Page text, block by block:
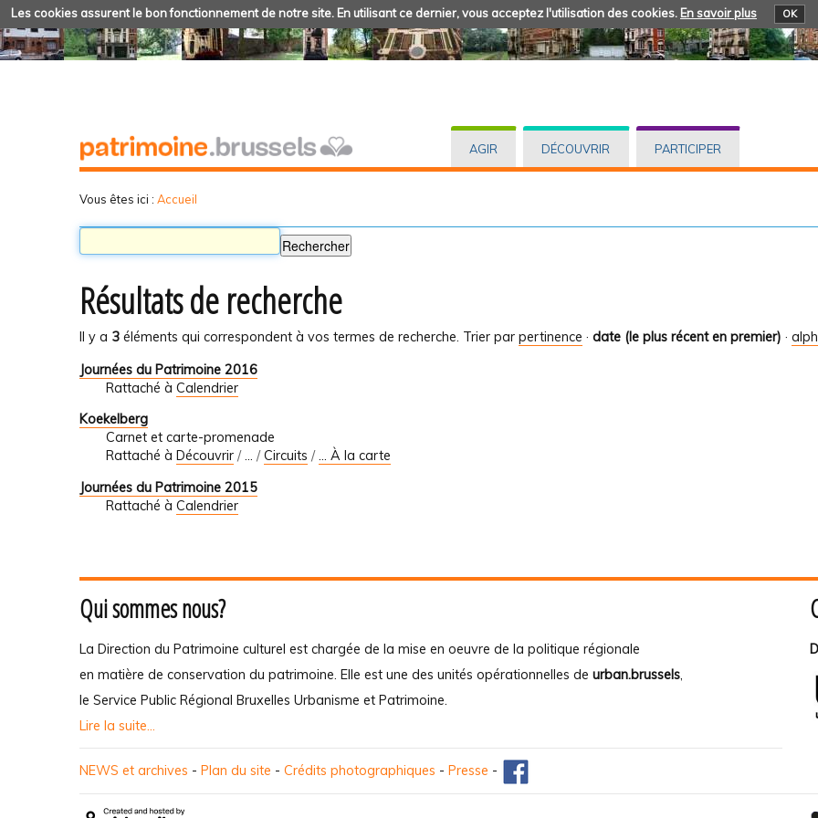
Les cookies assurent le bon fonctionnement de notre site. En utilisant ce dernier, vous acceptez l'utilisation des cookies. En savoir plus OK
AGIR DÉCOUVRIR PARTICIPER
Vous êtes ici : Accueil
Résultats de recherche
Il y a 3 éléments qui correspondent à vos termes de recherche. Trier par pertinence · date (le plus récent en premier) ·
Journées du Patrimoine 2016
Rattaché à Calendrier
Koekelberg
Carnet et carte-promenade
Rattaché à Découvrir /… /Circuits /... À la carte
Journées du Patrimoine 2015
Rattaché à Calendrier
Qui sommes nous?
La Direction du Patrimoine culturel est chargée de la mise en oeuvre de la politique régionale
en matière de conservation du patrimoine. Elle est une des unités opérationnelles de urban.brussels,
le Service Public Régional Bruxelles Urbanisme et Patrimoine.
Lire la suite...
NEWS et archives - Plan du site - Crédits photographiques - Presse -